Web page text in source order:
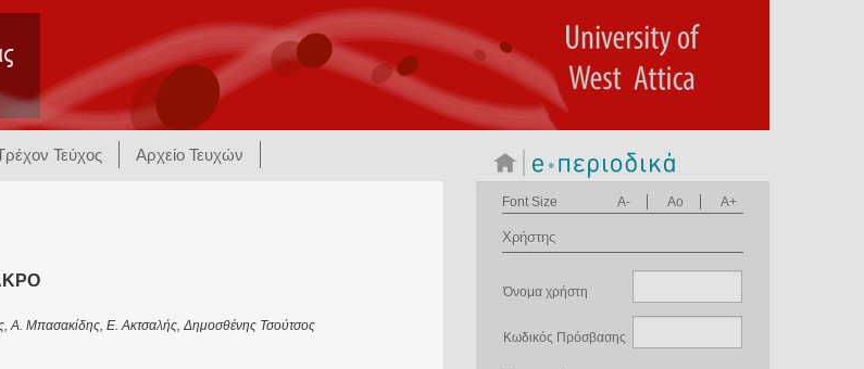
Τεύχος Αρχείο Τευχών
Α. Μπασακίδης, Ε. Ακτσαλής, Δημοσθένης Τσούτσος
Font Size A- Ao A+
Χρήστης
Όνομα χρήστη
Κωδικός Πρόσβασης